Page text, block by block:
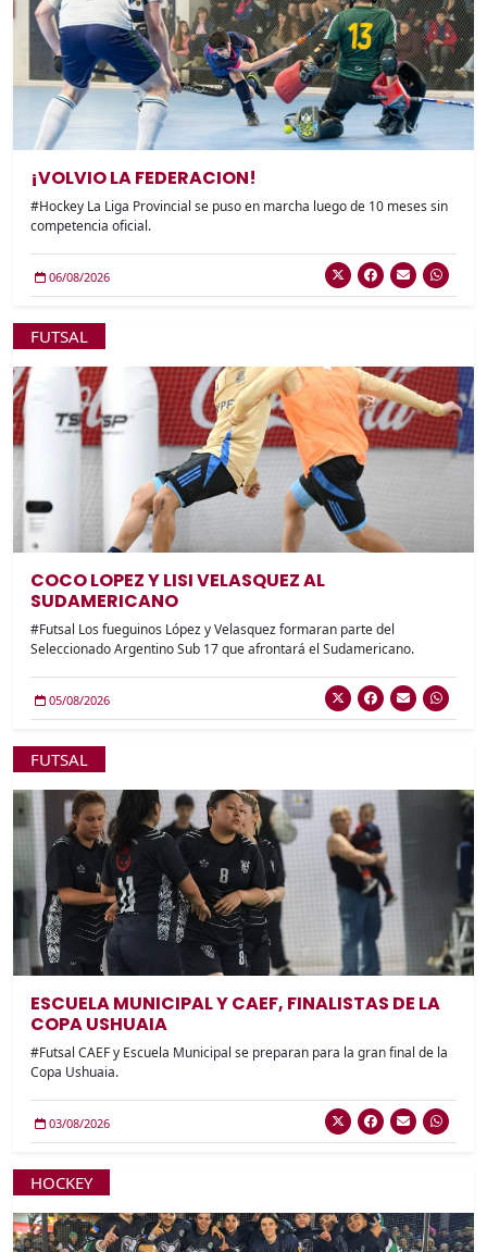
¡VOLVIO LA FEDERACION!
#Hockey La Liga Provincial se puso en marcha luego de 10 meses sin
competencia oficial.
06/08/2026
FUTSAL
COCO LOPEZ Y LISI VELASQUEZ AL
SUDAMERICANO
#Futsal Los fueguinos López y Velasquez formaran parte del
Seleccionado Argentino Sub 17 que afrontará el Sudamericano.
05/08/2026
FUTSAL
ESCUELA MUNICIPAL Y CAEF, FINALISTAS DE LA
COPA USHUAIA
#Futsal CAEF y Escuela Municipal se preparan para la gran final de la
Copa Ushuaia.
03/08/2026
HOCKEY